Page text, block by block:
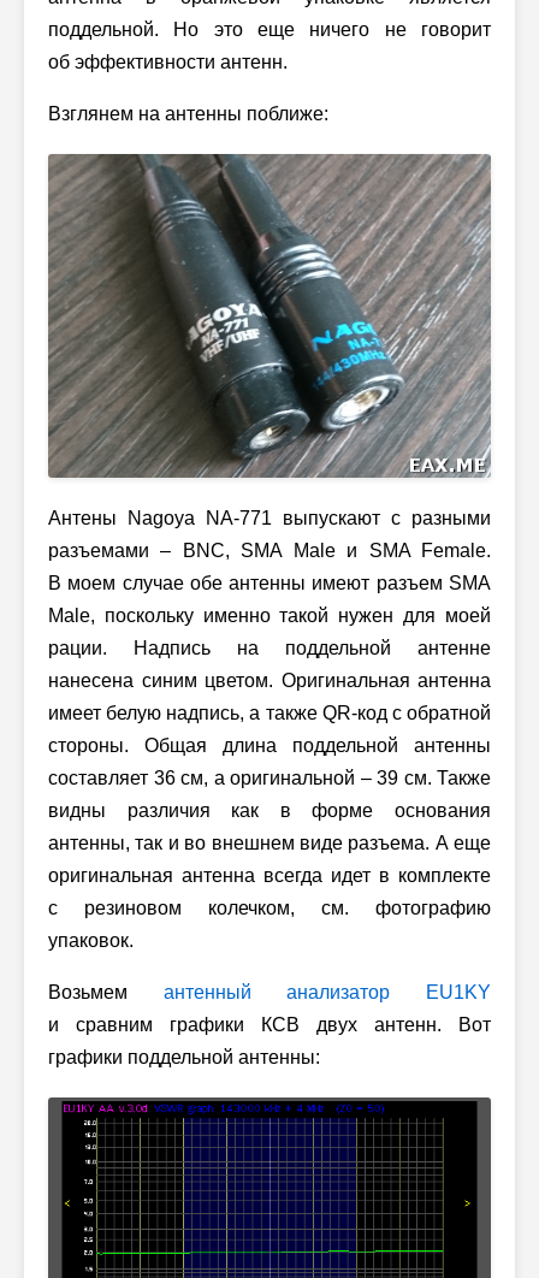
поддельной. Но это еще ничего не говорит
об эффективности антенн.
Взглянем на антенны поближе:
Антены Nagoya NA-771 выпускают с разными
разъемами – BNC, SMA Male и SMA Female.
В моем случае обе антенны имеют разъем SMA
Male, поскольку именно такой нужен для моей
рации. Надпись на поддельной антенне
нанесена синим цветом. Оригинальная антенна
имеет белую надпись, а также QR-код с обратной
стороны. Общая длина поддельной антенны
составляет 36 см, а оригинальной – 39 см. Также
видны различия как в форме основания
антенны, так и во внешнем виде разъема. А еще
оригинальная антенна всегда идет в комплекте
с резиновом колечком, см. фотографию
упаковок.
Возьмем антенный анализатор EU1KY
и сравним графики КСВ двух антенн. Вот
графики поддельной антенны: